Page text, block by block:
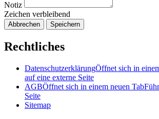
Notiz
Zeichen verbleibend
Abbrechen Speichern
Rechtliches
DatenschutzerklärungÖffnet sich in
auf eine externe Seite
AGBÖffnet sich in einem neuen Tab
Seite
Sitemap